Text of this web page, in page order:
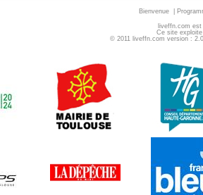
Bienvenue
liveffn.com
Ce site
© 2011 liveffn.com version :